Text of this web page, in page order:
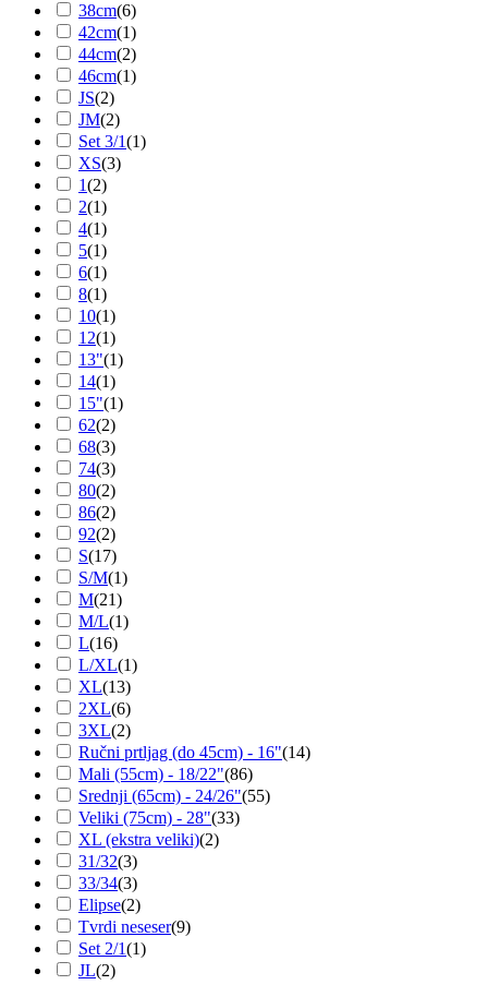
38cm(6)
42cm(1)
44cm(2)
46cm(1)
JS(2)
JM(2)
Set 3/1(1)
XS(3)
1(2)
2(1)
4(1)
5(1)
6(1)
8(1)
10(1)
12(1)
13"(1)
14(1)
15"(1)
62(2)
68(3)
74(3)
80(2)
86(2)
92(2)
S(17)
S/M(1)
M(21)
M/L(1)
L(16)
L/XL(1)
XL(13)
2XL(6)
3XL(2)
Ručni prtljag (do 45cm) - 16"(14)
Mali (55cm) - 18/22"(86)
Srednji (65cm) - 24/26"(55)
Veliki (75cm) - 28"(33)
XL (ekstra veliki)(2)
31/32(3)
33/34(3)
Elipse(2)
Tvrdi neseser(9)
Set 2/1(1)
JL(2)